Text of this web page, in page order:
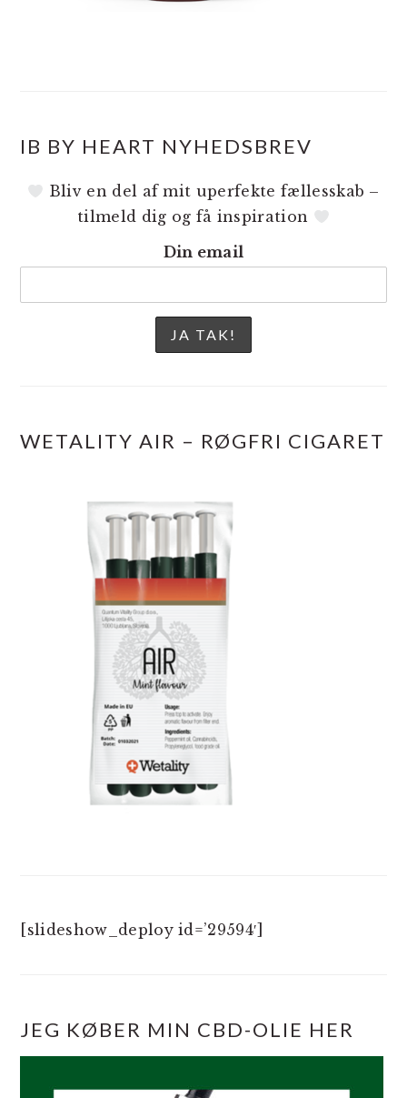
IB BY HEART NYHEDSBREV
Bliv en del af mit uperfekte fællesskab –
tilmeld dig og få inspiration
Din email
WETALITY AIR – RØGFRI CIGARET
[slideshow_deploy id=’29594′]
JEG KØBER MIN CBD-OLIE HER